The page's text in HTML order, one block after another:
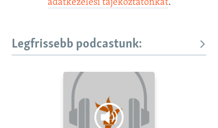
adatkezelési tájékoztatónkat.
Legfrissebb podcastunk: